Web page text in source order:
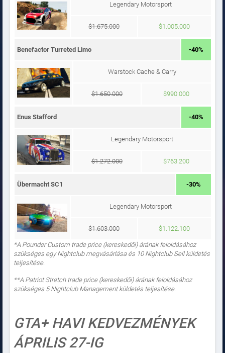
Legendary Motorsport
$1.675.000 $1.005.000
Benefactor Turreted Limo -40%
Warstock Cache & Carry
$1.650.000 $990.000
Enus Stafford -40%
Legendary Motorsport
$1.272.000 $763.200
Übermacht SC1 -30%
Legendary Motorsport
$1.603.000 $1.122.100
*A Pounder Custom trade price (kereskedői) árának feloldásához
szükséges egy Nightclub megvásárlása és 10 Nightclub Sell küldetés
teljesítése.
**A Patriot Stretch trade price (kereskedői) árának feloldásához
szükséges 5 Nightclub Management küldetés teljesítése.
GTA+ HAVI KEDVEZMÉNYEK
ÁPRILIS 27-IG